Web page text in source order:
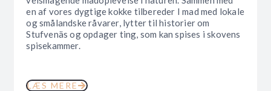
en af vores dygtige kokke tilbereder I mad med lokale
og smålandske råvarer, lytter til historier om
Stufvenäs og opdager ting, som kan spises i skovens
spisekammer.
LÆS MERE